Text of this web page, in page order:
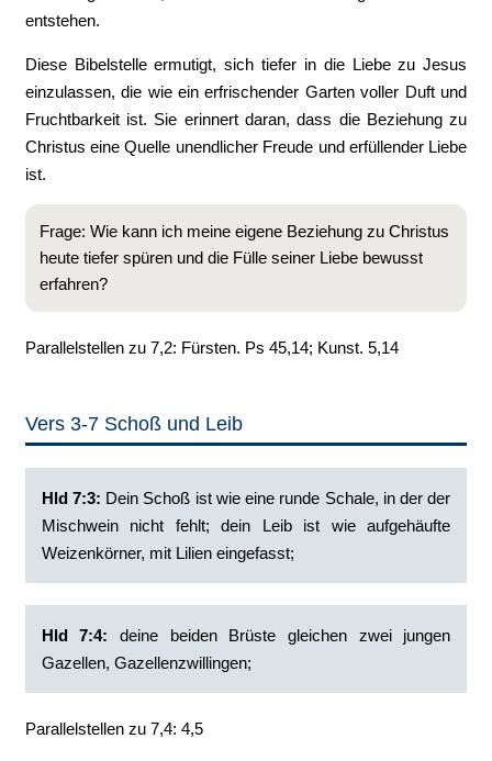
entstehen.
Diese Bibelstelle ermutigt, sich tiefer in die Liebe zu Jesus
einzulassen, die wie ein erfrischender Garten voller Duft und
Fruchtbarkeit ist. Sie erinnert daran, dass die Beziehung zu
Christus eine Quelle unendlicher Freude und erfüllender Liebe
ist.
Frage: Wie kann ich meine eigene Beziehung zu Christus
heute tiefer spüren und die Fülle seiner Liebe bewusst
erfahren?
Parallelstellen zu 7,2: Fürsten. Ps 45,14; Kunst. 5,14
Vers 3-7 Schoß und Leib
Hld 7:3: Dein Schoß ist wie eine runde Schale, in der der
Mischwein nicht fehlt; dein Leib ist wie aufgehäufte
Weizenkörner, mit Lilien eingefasst;
Hld 7:4:deine beiden Brüste gleichen zwei jungen
Gazellen, Gazellenzwillingen;
Parallelstellen zu 7,4: 4,5